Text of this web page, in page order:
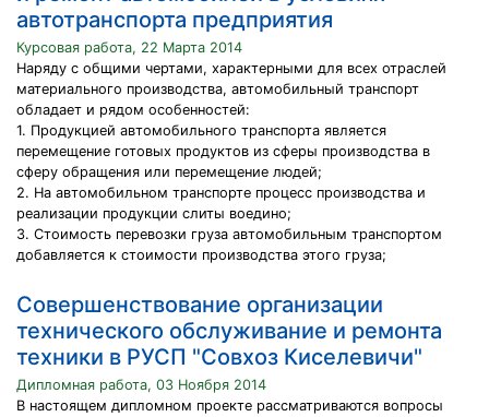
автотранспорта предприятия
Курсовая работа, 22 Марта 2014
Наряду с общими чертами, характерными для всех отраслей
материального производства, автомобильный транспорт
обладает и рядом особенностей:
1. Продукцией автомобильного транспорта является
перемещение готовых продуктов из сферы производства в
сферу обращения или перемещение людей;
2. На автомобильном транспорте процесс производства и
реализации продукции слиты воедино;
3. Стоимость перевозки груза автомобильным транспортом
добавляется к стоимости производства этого груза;
Совершенствование организации
технического обслуживание и ремонта
техники в РУСП "Совхоз Киселевичи"
Дипломная работа, 03 Ноября 2014
В настоящем дипломном проекте рассматриваются вопросы